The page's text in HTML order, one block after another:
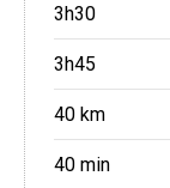
3h30
3h45
40 km
40 min